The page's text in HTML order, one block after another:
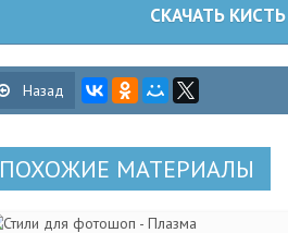
СКАЧАТЬ
Назад
ПОХОЖИЕ МАТЕРИАЛЫ